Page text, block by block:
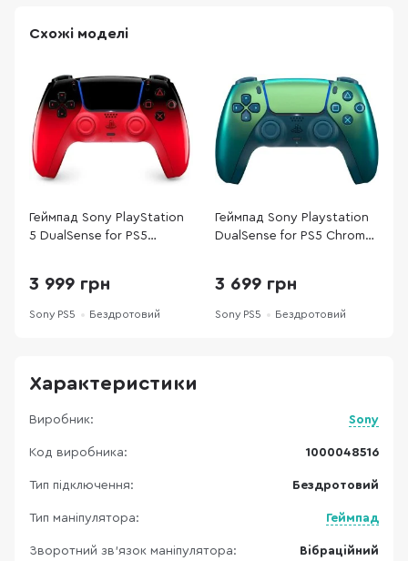
Схожі моделі
Геймпад Sony PlayStation
5 DualSense for PS5
3 999 грн
Sony PS5 Бездротовий
Геймпад Sony Playstation
DualSense for PS5 Chrome
3 699 грн
Sony PS5 Бездротовий
Характеристики
Виробник: Sony
Код виробника: 1000048516
Тип підключення: Бездротовий
Тип маніпулятора: Геймпад
Зворотний зв’язок маніпулятора: Вібраційний